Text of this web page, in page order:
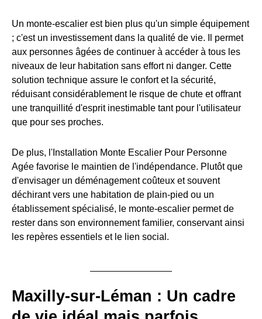
Un monte-escalier est bien plus qu'un simple équipement
; c'est un investissement dans la qualité de vie. Il permet
aux personnes âgées de continuer à accéder à tous les
niveaux de leur habitation sans effort ni danger. Cette
solution technique assure le confort et la sécurité,
réduisant considérablement le risque de chute et offrant
une tranquillité d'esprit inestimable tant pour l'utilisateur
que pour ses proches.
De plus, l'Installation Monte Escalier Pour Personne
Agée favorise le maintien de l'indépendance. Plutôt que
d'envisager un déménagement coûteux et souvent
déchirant vers une habitation de plain-pied ou un
établissement spécialisé, le monte-escalier permet de
rester dans son environnement familier, conservant ainsi
les repères essentiels et le lien social.
Maxilly-sur-Léman : Un cadre